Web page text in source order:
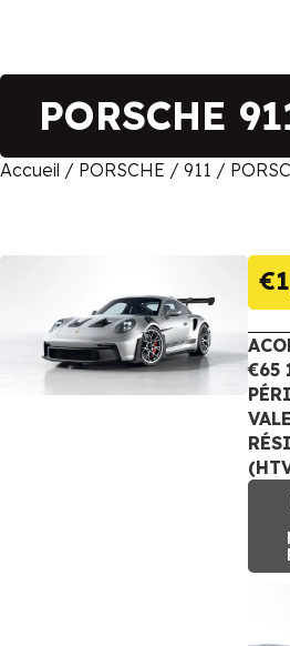
PORSCHE
Accueil / PORSCHE / 911 /
€
€65